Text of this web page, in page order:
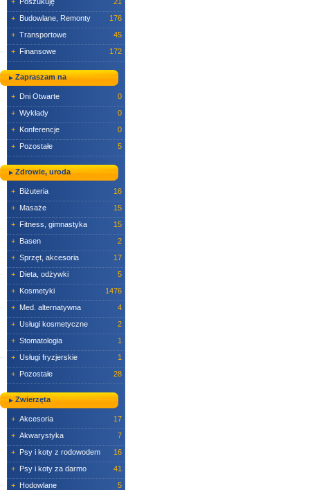
+ Budowlane, Remonty
176
+ Transportowe
45
+ Finansowe 172
Zapraszam na
+ Dni Otwarte
0
+ Wykłady
0
+ Konferencje
0
+ Pozostałe 5
Zdrowie, uroda
+ Biżuteria
16
+ Masaże
15
+ Fitness, gimnastyka
15
+ Basen
2
+ Sprzęt, akcesoria
17
+ Dieta, odżywki
5
+ Kosmetyki
1476
+ Med. alternatywna
4
+ Usługi kosmetyczne
2
+ Stomatologia
1
+ Usługi fryzjerskie
1
+ Pozostałe 28
Zwierzęta
+ Akcesoria
17
+ Akwarystyka
7
+ Psy i koty z rodowodem
16
+ Psy i koty za darmo
41
+ Hodowlane
5